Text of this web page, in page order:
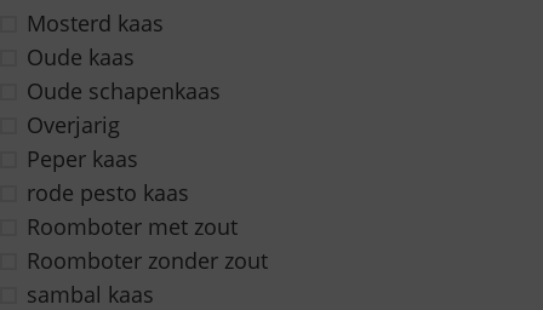
Mosterd kaas
Oude kaas
Oude schapenkaas
Overjarig
Peper kaas
rode pesto kaas
Roomboter met zout
Roomboter zonder zout
sambal kaas